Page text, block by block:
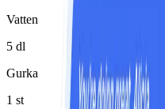
Vatten
5 dl
Gurka
1 st